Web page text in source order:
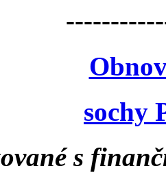
sochy
s